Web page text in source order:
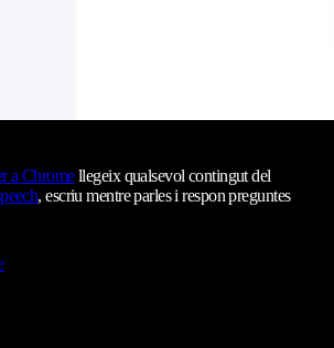
a Chromellegeix qualsevol contingut del
, escriu mentre parles i respon preguntes